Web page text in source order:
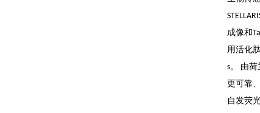
成像和
用活化
s。 由荷
更可靠
自发荧